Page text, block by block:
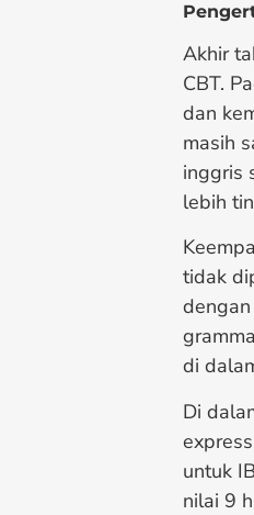
Akhir
CBT.
dan
masih
inggris
lebih
tidak
di
Di
untuk
nilai 9